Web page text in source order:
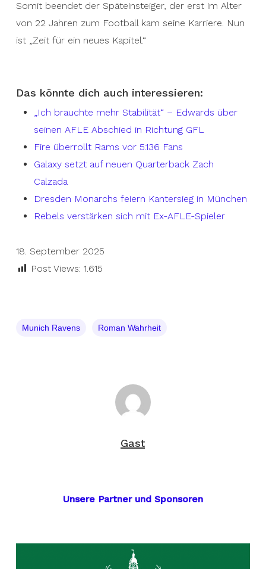
Somit beendet der Späteinsteiger, der erst im Alter
von 22 Jahren zum Football kam seine Karriere. Nun
ist „Zeit für ein neues Kapitel.“
Das könnte dich auch interessieren:
„Ich brauchte mehr Stabilität“ – Edwards über
seinen AFLE Abschied in Richtung GFL
Fire überrollt Rams vor 5.136 Fans
Galaxy setzt auf neuen Quarterback Zach
Calzada
Dresden Monarchs feiern Kantersieg in München
Rebels verstärken sich mit Ex-AFLE-Spieler
18. September 2025
Post Views: 1.615
Munich Ravens Roman Wahrheit
Gast
Unsere Partner und Sponsoren